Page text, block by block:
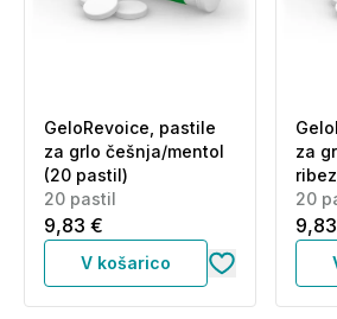
GeloRevoice, pastile
za grlo češnja/mentol
(20 pastil)
20 pastil
9,83 €
V košarico
za
20